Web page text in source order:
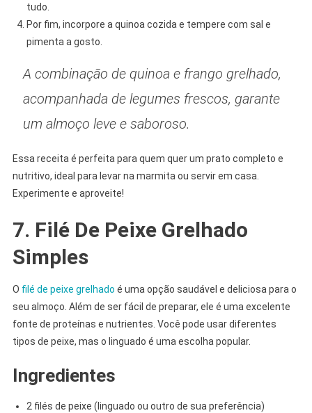
tudo.
Por fim, incorpore a quinoa cozida e tempere com sal e
pimenta a gosto.
A combinação de quinoa e frango grelhado,
acompanhada de legumes frescos, garante
um almoço leve e saboroso.
Essa receita é perfeita para quem quer um prato completo e
nutritivo, ideal para levar na marmita ou servir em casa.
Experimente e aproveite!
7. Filé De Peixe Grelhado
Simples
O filé de peixe grelhado é uma opção saudável e deliciosa para o
seu almoço. Além de ser fácil de preparar, ele é uma excelente
fonte de proteínas e nutrientes. Você pode usar diferentes
tipos de peixe, mas o linguado é uma escolha popular.
Ingredientes
2 filés de peixe (linguado ou outro de sua preferência)